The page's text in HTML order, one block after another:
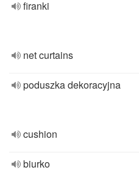
firanki
net curtains
poduszka dekoracyjna
cushion
biurko